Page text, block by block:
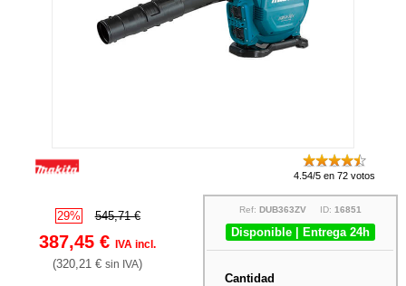
4.54/5 en 72 votos
29% 545,71 €
387,45 €IVA incl.
(320,21 €sin IVA)
Ref: DUB363ZVID: 16851
Disponible | Entrega 24h
Cantidad